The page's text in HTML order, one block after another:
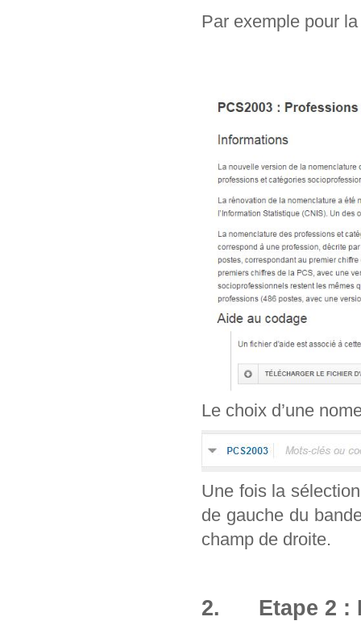
Par exemple pour
Le choix d’une
Une fois la
de gauche du
champ de droite.
2. Etape 2 :